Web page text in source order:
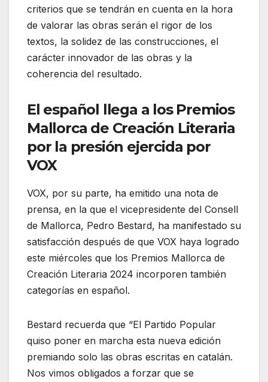
criterios que se tendrán en cuenta en la hora
de valorar las obras serán el rigor de los
textos, la solidez de las construcciones, el
carácter innovador de las obras y la
coherencia del resultado.
El español llega a los Premios
Mallorca de Creación Literaria
por la presión ejercida por
VOX
VOX, por su parte, ha emitido una nota de
prensa, en la que el vicepresidente del Consell
de Mallorca, Pedro Bestard, ha manifestado su
satisfacción después de que VOX haya logrado
este miércoles que los Premios Mallorca de
Creación Literaria 2024 incorporen también
categorías en español.
Bestard recuerda que “El Partido Popular
quiso poner en marcha esta nueva edición
premiando solo las obras escritas en catalán.
Nos vimos obligados a forzar que se